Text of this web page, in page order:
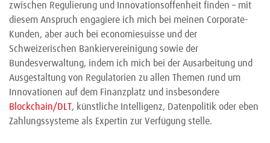
zwischen Regulierung und Innovationsoffenheit finden – mit
diesem Anspruch engagiere ich mich bei meinen Corporate-
Kunden, aber auch bei economiesuisse und der
Schweizerischen Bankiervereinigung sowie der
Bundesverwaltung, indem ich mich bei der Ausarbeitung und
Ausgestaltung von Regulatorien zu allen Themen rund um
Innovationen auf dem Finanzplatz und insbesondere
Blockchain/DLT, künstliche Intelligenz, Datenpolitik oder eben
Zahlungssysteme als Expertin zur Verfügung stelle.